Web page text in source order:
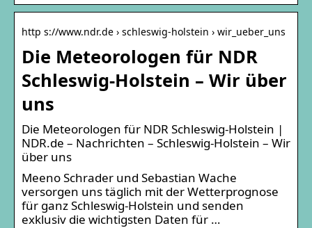
http s://www.ndr.de › schleswig-holstein › wir_ueber_uns
Die Meteorologen für NDR
Schleswig-Holstein – Wir über
uns
Die Meteorologen für NDR Schleswig-Holstein |
NDR.de – Nachrichten – Schleswig-Holstein – Wir
über uns
Meeno Schrader und Sebastian Wache
versorgen uns täglich mit der Wetterprognose
für ganz Schleswig-Holstein und senden
exklusiv die wichtigsten Daten für …